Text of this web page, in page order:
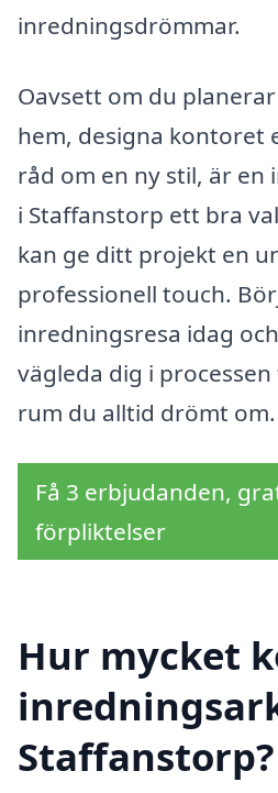
inredningsdrömmar.
Oavsett om du
hem, designa kontoret
råd om en ny stil, är
i Staffanstorp ett bra
kan ge ditt projekt en
professionell touch.
inredningsresa idag
vägleda dig i
rum du alltid drömt om.
Få 3 erbjudanden,
förpliktelser
Hur mycket
Staffanstorp?